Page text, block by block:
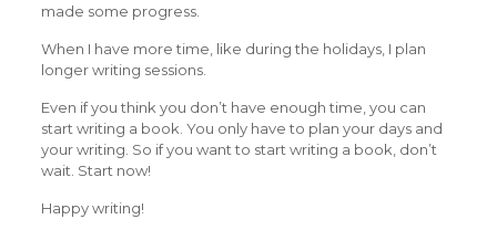
made some progress.
When I have more time, like during the holidays, I plan
longer writing sessions.
Even if you think you don’t have enough time, you can
start writing a book. You only have to plan your days and
your writing. So if you want to start writing a book, don’t
wait. Start now!
Happy writing!